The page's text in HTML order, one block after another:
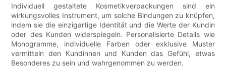
Individuell gestaltete Kosmetikverpackungen sind ein
wirkungsvolles Instrument, um solche Bindungen zu knüpfen,
indem sie die einzigartige Identität und die Werte der Kundin
oder des Kunden widerspiegeln. Personalisierte Details wie
Monogramme, individuelle Farben oder exklusive Muster
vermitteln den Kundinnen und Kunden das Gefühl, etwas
Besonderes zu sein und wahrgenommen zu werden.